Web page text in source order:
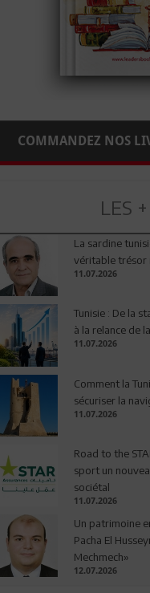
COMMANDEZ NOS
LES
La sardine
véritable trésor
11.07.2026
Tunisie : De la
à la relance de
11.07.2026
Comment la
sécuriser la
11.07.2026
Road to the
sport un
sociétal
11.07.2026
Un patrimoine
Pacha El
Mechmech»
12.07.2026